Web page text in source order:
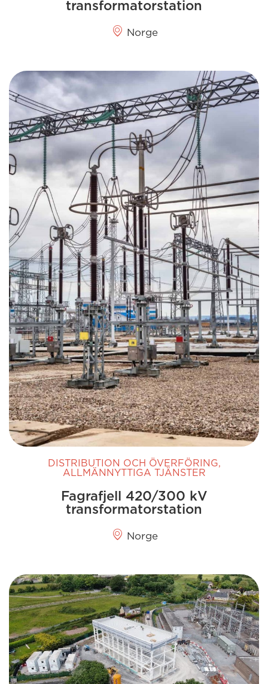
transformatorstation
Norge
DISTRIBUTION OCH ÖVERFÖRING,
ALLMÄNNYTTIGA TJÄNSTER
Fagrafjell 420/300 kV
transformatorstation
Norge